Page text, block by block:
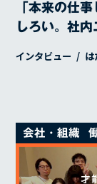
「本来の仕
しろい。社
インタビュー は
会社・組織